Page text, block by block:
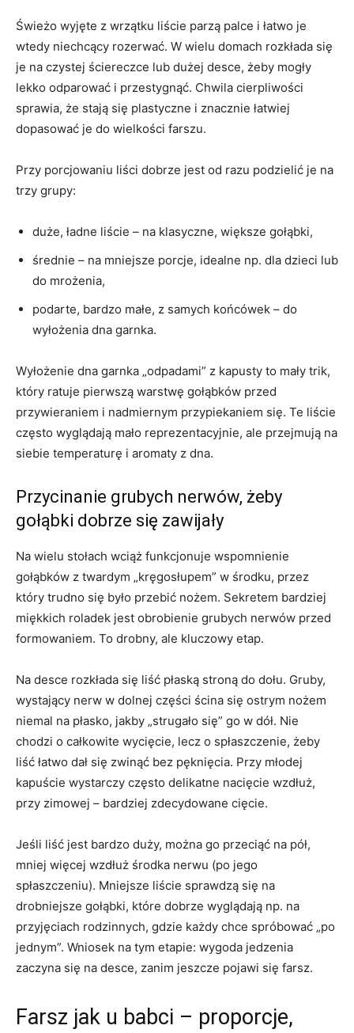
Świeżo wyjęte z wrzątku liście parzą palce i łatwo je
wtedy niechcący rozerwać. W wielu domach rozkłada się
je na czystej ściereczce lub dużej desce, żeby mogły
lekko odparować i przestygnąć. Chwila cierpliwości
sprawia, że stają się plastyczne i znacznie łatwiej
dopasować je do wielkości farszu.
Przy porcjowaniu liści dobrze jest od razu podzielić je na
trzy grupy:
duże, ładne liście – na klasyczne, większe gołąbki,
średnie – na mniejsze porcje, idealne np. dla dzieci lub
do mrożenia,
podarte, bardzo małe, z samych końcówek – do
wyłożenia dna garnka.
Wyłożenie dna garnka „odpadami” z kapusty to mały trik,
który ratuje pierwszą warstwę gołąbków przed
przywieraniem i nadmiernym przypiekaniem się. Te liście
często wyglądają mało reprezentacyjnie, ale przejmują na
siebie temperaturę i aromaty z dna.
Przycinanie grubych nerwów, żeby
gołąbki dobrze się zawijały
Na wielu stołach wciąż funkcjonuje wspomnienie
gołąbków z twardym „kręgosłupem” w środku, przez
który trudno się było przebić nożem. Sekretem bardziej
miękkich roladek jest obrobienie grubych nerwów przed
formowaniem. To drobny, ale kluczowy etap.
Na desce rozkłada się liść płaską stroną do dołu. Gruby,
wystający nerw w dolnej części ścina się ostrym nożem
niemal na płasko, jakby „strugało się” go w dół. Nie
chodzi o całkowite wycięcie, lecz o spłaszczenie, żeby
liść łatwo dał się zwinąć bez pęknięcia. Przy młodej
kapuście wystarczy często delikatne nacięcie wzdłuż,
przy zimowej – bardziej zdecydowane cięcie.
Jeśli liść jest bardzo duży, można go przeciąć na pół,
mniej więcej wzdłuż środka nerwu (po jego
spłaszczeniu). Mniejsze liście sprawdzą się na
drobniejsze gołąbki, które dobrze wyglądają np. na
przyjęciach rodzinnych, gdzie każdy chce spróbować „po
jednym”. Wniosek na tym etapie: wygoda jedzenia
zaczyna się na desce, zanim jeszcze pojawi się farsz.
Farsz jak u babci – proporcje,